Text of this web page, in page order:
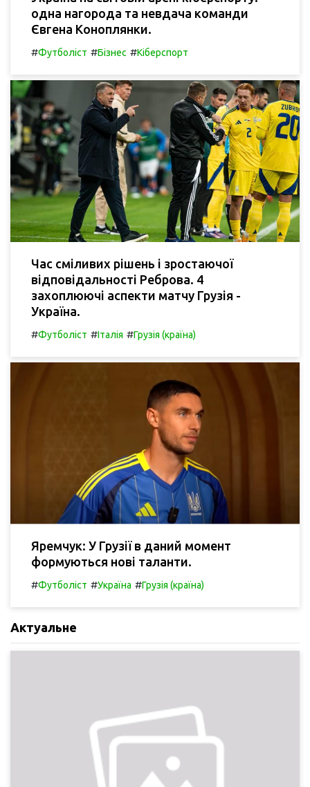
одна нагорода та невдача команди
Євгена Коноплянки.
#Футболіст #Бізнес #Кіберспорт
Час сміливих рішень і зростаючої
відповідальності Реброва. 4
захоплюючі аспекти матчу Грузія -
Україна.
#Футболіст #Італія #Грузія (країна)
Яремчук: У Грузії в даний момент
формуються нові таланти.
#Футболіст #Україна #Грузія (країна)
Актуальне